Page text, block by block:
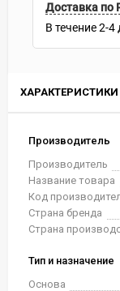
ХАРАКТЕРИСТИКИ
Производитель
Производитель
Название товара
Код
Страна бренда
Страна
Тип и назначение
Основа
Доставка по
В течение2-4